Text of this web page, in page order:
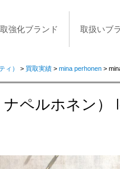
強化ブランド 取扱いブ
ィ） > 買取実績 > mina perhonen >
ペルホネン）